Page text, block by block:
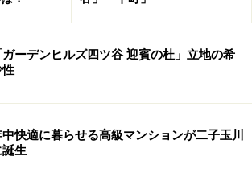
ガーデンヒルズ四ツ谷 迎賓の杜」立地の希
性
快適に暮らせる高級マンションが二子玉川
誕生